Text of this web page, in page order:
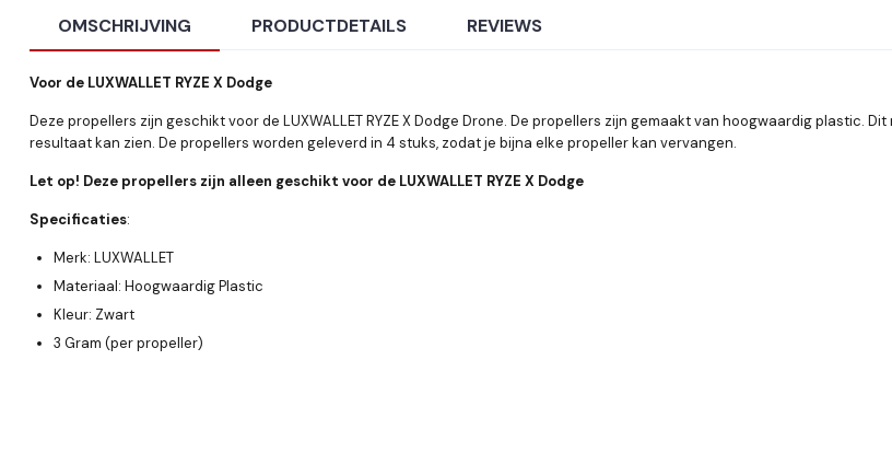
OMSCHRIJVING PRODUCTDETAILS REVIEWS
Voor de LUXWALLET RYZE X Dodge
Deze propellers zijn geschikt voor de LUXWALLET RYZE X Dodge Drone. De propellers zijn gemaakt van hoogwaardig plastic.
resultaat kan zien. De propellers worden geleverd in 4 stuks, zodat je bijna elke propeller kan vervangen.
Let op! Deze propellers zijn alleen geschikt voor de LUXWALLET RYZE X Dodge
Specificaties:
Merk: LUXWALLET
Materiaal: Hoogwaardig Plastic
Kleur: Zwart
3 Gram (per propeller)